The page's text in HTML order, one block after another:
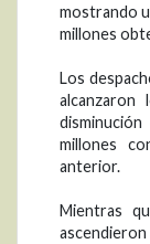
mostrando
millones
Los
alcanzaron
millones
anterior.
Mientras
ascendieron